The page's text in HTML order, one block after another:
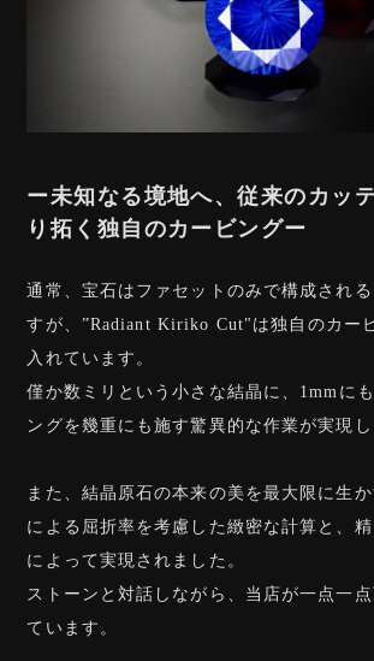
ー未知なる境地へ、従来のカッ
り拓く独自のカービングー
通常、宝石はファセットのみで構成され
すが、”Radiant Kiriko Cut"は独自のカー
入れています。
僅か数ミリという小さな結晶に、1mmに
ングを幾重にも施す驚異的な作業が実現し
また、結晶原石の本来の美を最大限に生
による屈折率を考慮した緻密な計算と、
によって実現されました。
ストーンと対話しながら、当店が一点一
ています。